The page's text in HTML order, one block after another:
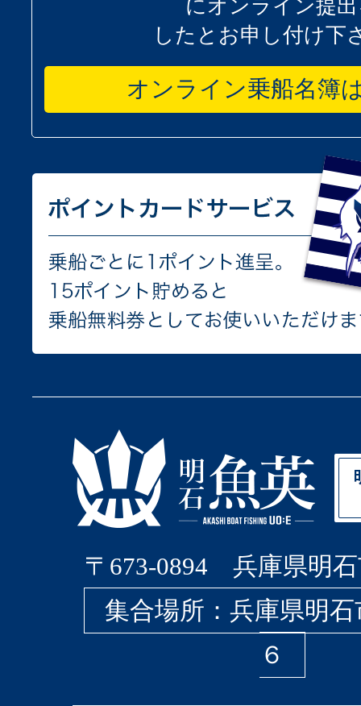
にオンライン提
したとお申し付け下
オンライン乗船名簿
〒673-0894 兵庫県明石
集合場所：兵庫県明
６